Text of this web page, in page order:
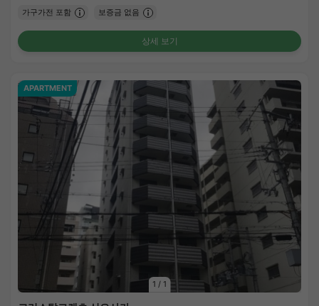
가구가전 포함 보증금 없음
상세 보기
1 / 1
APARTMENT